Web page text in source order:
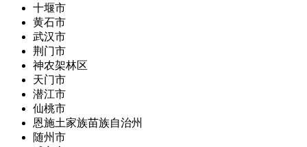
十堰市
黄石市
武汉市
荆门市
神农架林区
天门市
潜江市
仙桃市
恩施土家族苗族自治州
随州市